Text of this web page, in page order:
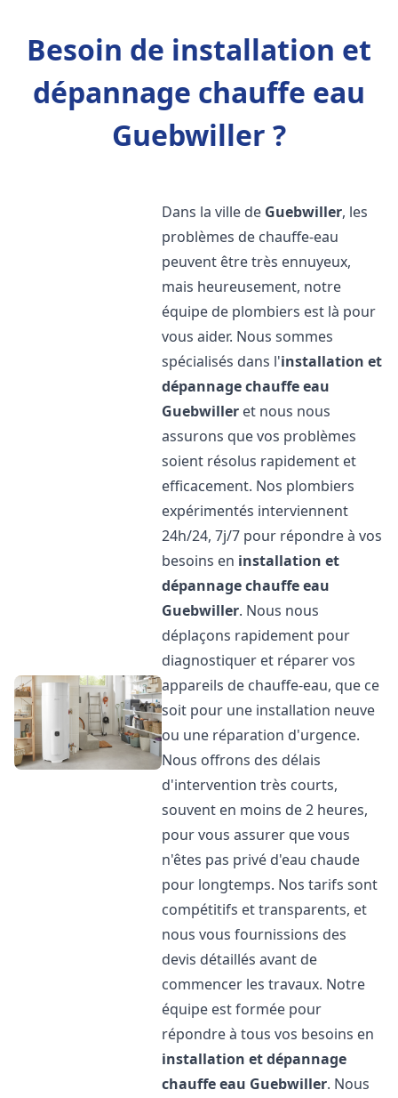
Besoin de installation et
dépannage chauffe eau
Guebwiller ?
Dans la ville de Guebwiller, les
problèmes de chauffe-eau
peuvent être très ennuyeux,
mais heureusement, notre
équipe de plombiers est là pour
vous aider. Nous sommes
spécialisés dans l'installation et
dépannage chauffe eau
Guebwiller et nous nous
assurons que vos problèmes
soient résolus rapidement et
efficacement. Nos plombiers
expérimentés interviennent
24h/24, 7j/7 pour répondre à vos
besoins en installation et
dépannage chauffe eau
Guebwiller. Nous nous
déplaçons rapidement pour
diagnostiquer et réparer vos
appareils de chauffe-eau, que ce
soit pour une installation neuve
ou une réparation d'urgence.
Nous offrons des délais
d'intervention très courts,
souvent en moins de 2 heures,
pour vous assurer que vous
n'êtes pas privé d'eau chaude
pour longtemps. Nos tarifs sont
compétitifs et transparents, et
nous vous fournissions des
devis détaillés avant de
commencer les travaux. Notre
équipe est formée pour
répondre à tous vos besoins en
installation et dépannage
chauffe eau Guebwiller. Nous